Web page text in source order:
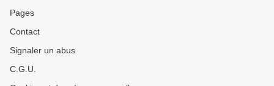
Pages
Contact
Signaler un abus
C.G.U.